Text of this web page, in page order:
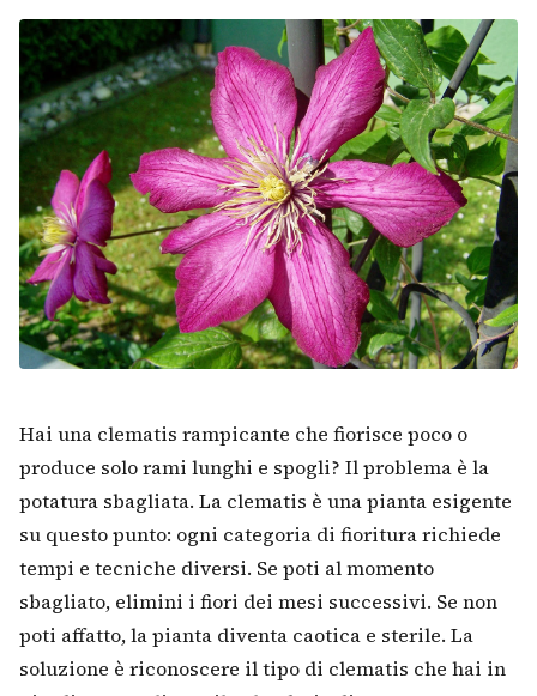
Hai una clematis rampicante che fiorisce poco o
produce solo rami lunghi e spogli? Il problema è la
potatura sbagliata. La clematis è una pianta esigente
su questo punto: ogni categoria di fioritura richiede
tempi e tecniche diversi. Se poti al momento
sbagliato, elimini i fiori dei mesi successivi. Se non
poti affatto, la pianta diventa caotica e sterile. La
soluzione è riconoscere il tipo di clematis che hai in